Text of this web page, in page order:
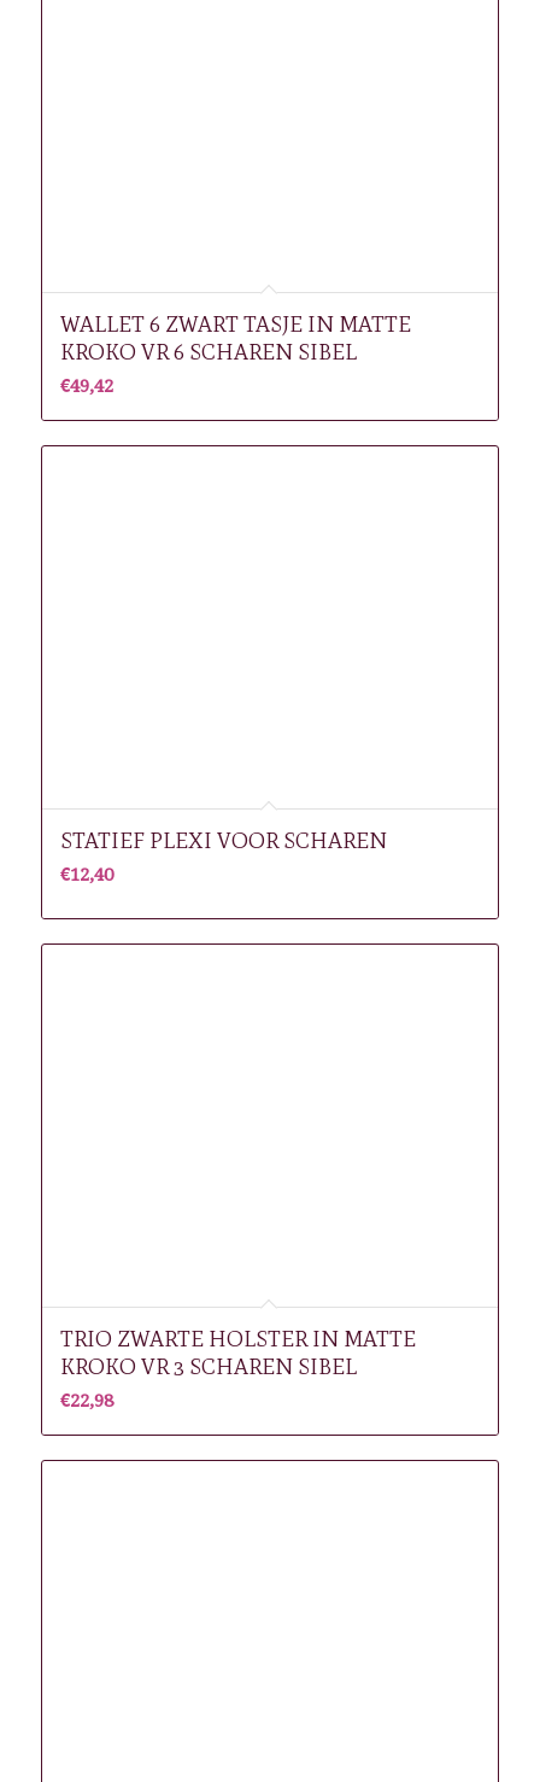
WALLET 6 ZWART TASJE IN MATTE
KROKO VR 6 SCHAREN SIBEL
€49,42
STATIEF PLEXI VOOR SCHAREN
€12,40
TRIO ZWARTE HOLSTER IN MATTE
KROKO VR 3 SCHAREN SIBEL
€22,98